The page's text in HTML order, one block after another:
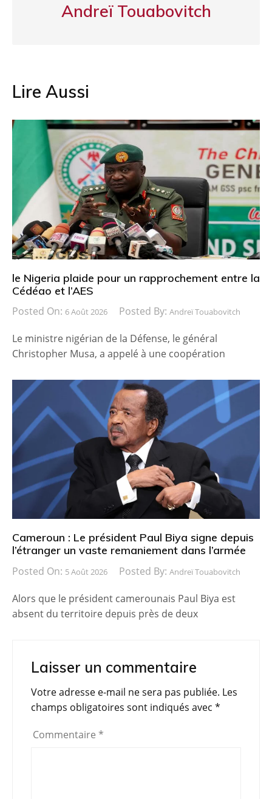
Andreï Touabovitch
Lire Aussi
le Nigeria plaide pour un rapprochement entre la
Cédéao et l’AES
Posted On: 6 Août 2026 Posted By: Andreï Touabovitch
Le ministre nigérian de la Défense, le général
Christopher Musa, a appelé à une coopération
Cameroun : Le président Paul Biya signe depuis
l’étranger un vaste remaniement dans l’armée
Posted On: 5 Août 2026 Posted By: Andreï Touabovitch
Alors que le président camerounais Paul Biya est
absent du territoire depuis près de deux
Laisser un commentaire
Votre adresse e-mail ne sera pas publiée. Les
champs obligatoires sont indiqués avec *
Commentaire *